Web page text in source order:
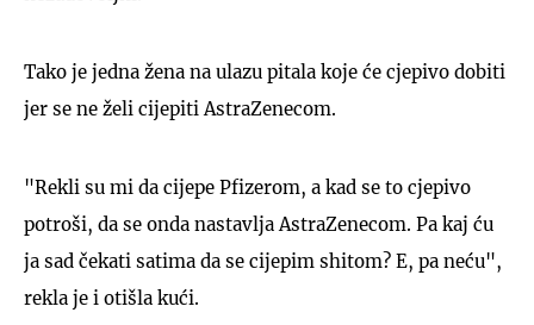
Tako je jedna žena na ulazu pitala koje će cjepivo dobiti
jer se ne želi cijepiti AstraZenecom.
"Rekli su mi da cijepe Pfizerom, a kad se to cjepivo
potroši, da se onda nastavlja AstraZenecom. Pa kaj ću
ja sad čekati satima da se cijepim shitom? E, pa neću",
rekla je i otišla kući.